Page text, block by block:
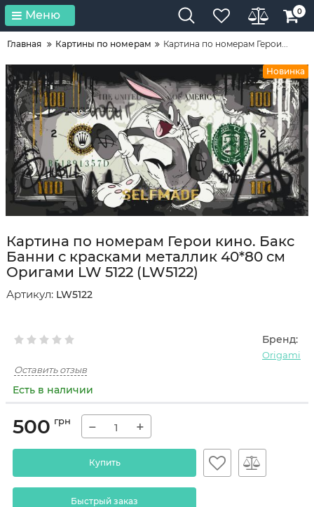
Меню 0
Главная Картины по номерам Картина по номерам Герои...
Новинка
Картина по номерам Герои кино. Бакс
Банни с красками металлик 40*80 см
Оригами LW 5122 (LW5122)
Артикул: LW5122
Бренд:
Origami
Оставить отзыв
Есть в наличии
500 грн − +
Купить
Быстрый заказ